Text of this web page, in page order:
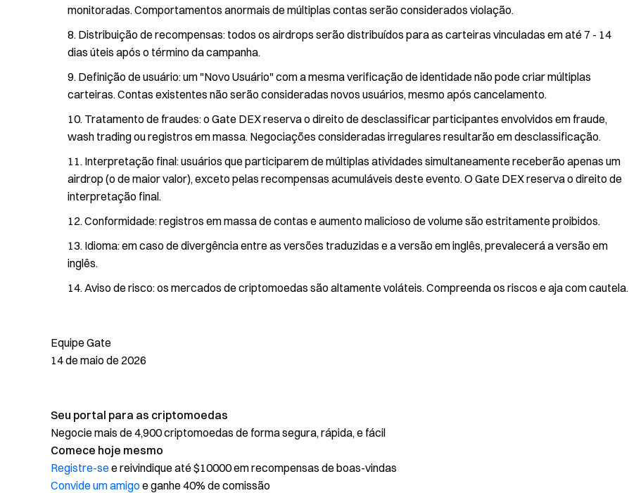
monitoradas. Comportamentos anormais de múltiplas contas serão considerados violação.
Distribuição de recompensas: todos os airdrops serão distribuídos para as carteiras vinculadas em até 7 - 14
dias úteis após o término da campanha.
Definição de usuário: um "Novo Usuário" com a mesma verificação de identidade não pode criar múltiplas
carteiras. Contas existentes não serão consideradas novos usuários, mesmo após cancelamento.
Tratamento de fraudes: o Gate DEX reserva o direito de desclassificar participantes envolvidos em fraude,
wash trading ou registros em massa. Negociações consideradas irregulares resultarão em desclassificação.
Interpretação final: usuários que participarem de múltiplas atividades simultaneamente receberão apenas um
airdrop (o de maior valor), exceto pelas recompensas acumuláveis deste evento. O Gate DEX reserva o direito de
interpretação final.
Conformidade: registros em massa de contas e aumento malicioso de volume são estritamente proibidos.
Idioma: em caso de divergência entre as versões traduzidas e a versão em inglês, prevalecerá a versão em
inglês.
Aviso de risco: os mercados de criptomoedas são altamente voláteis. Compreenda os riscos e aja com cautela.
Equipe Gate
14 de maio de 2026
Seu portal para as criptomoedas
Negocie mais de 4,900 criptomoedas de forma segura, rápida, e fácil
Comece hoje mesmo
Registre-see reivindique até $10000 em recompensas de boas-vindas
Convide um amigo e ganhe 40% de comissão